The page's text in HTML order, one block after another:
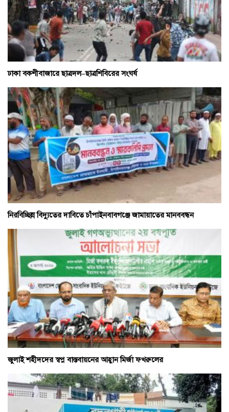
ঢাকা বকশীবাজারে ছাত্রদল–ছাত্রশিবিরের সংঘর্ষ
নিরবিচ্ছিন্ন বিদ্যুতের দাবিতে চাঁপাইনবাবগঞ্জে জামায়াতের মানববন্ধন
জুলাই শহীদদের স্বপ্ন বাস্তবায়নের আহ্বান মির্জা ফখরুলের